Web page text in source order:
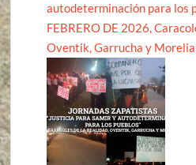
autodeterminación para los
FEBRERO DE 2026,
Oventik, Garrucha y Morelia